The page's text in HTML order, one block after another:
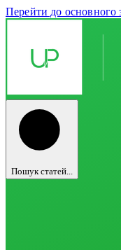
Перейти до основного
Пошук статей...